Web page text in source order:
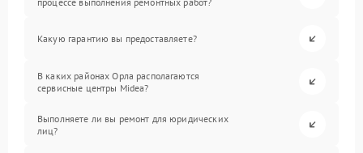
Какую гарантию вы предоставляете?
В каких районах Орла располагаются
сервисные центры Midea?
Выполняете ли вы ремонт для юридических
лиц?